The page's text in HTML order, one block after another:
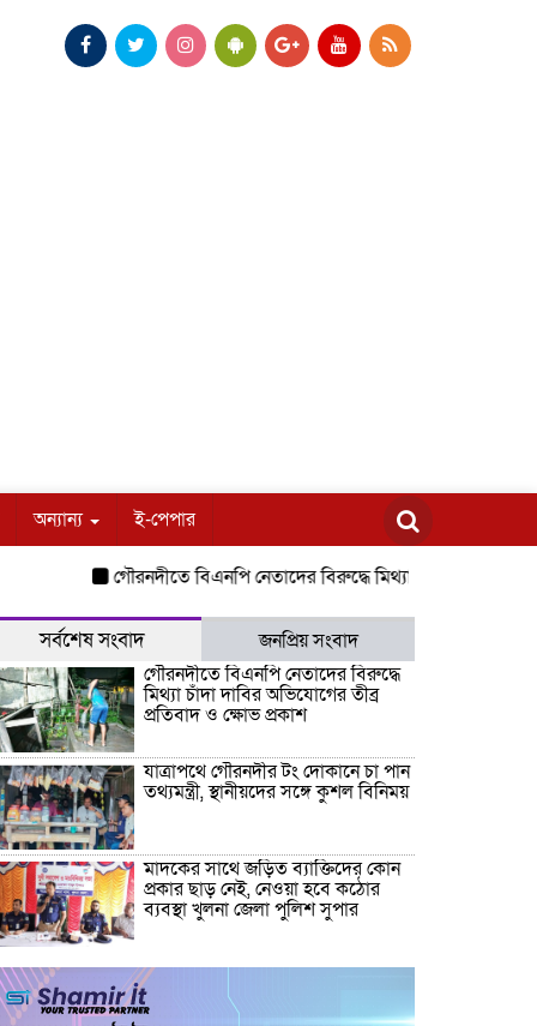
অন্যান্য ই-পেপার
গৌরনদীতে বিএনপি নেতাদের বিরুদ্ধে মিথ্যা চাঁদা দাবির অভিযোগের
সর্বশেষ সংবাদ
জনপ্রিয় সংবাদ
গৌরনদীতে বিএনপি নেতাদের বিরুদ্ধে
মিথ্যা চাঁদা দাবির অভিযোগের তীব্র
প্রতিবাদ ও ক্ষোভ প্রকাশ
যাত্রাপথে গৌরনদীর টং দোকানে চা পান
তথ্যমন্ত্রী, স্থানীয়দের সঙ্গে কুশল বিনিময়
মাদকের সাথে জড়িত ব্যাক্তিদের কোন
প্রকার ছাড় নেই, নেওয়া হবে কঠোর
ব্যবস্থা খুলনা জেলা পুলিশ সুপার
“জুলাই কোন দল বা গোষ্টীর নয়, এটি
সমগ্র জাতির ” অ্যাডভোকেট জালাল
উদ্দিন এমপি